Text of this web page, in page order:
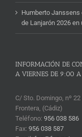
Humberto Janssens
de Lanjarón 2026
INFORMACIÓN DE
A VIERNES DE 9:00
C/ Sto. Domingo, nº
Frontera, (Cádiz)
Teléfono: 956 038 586
Fax: 956 038 587